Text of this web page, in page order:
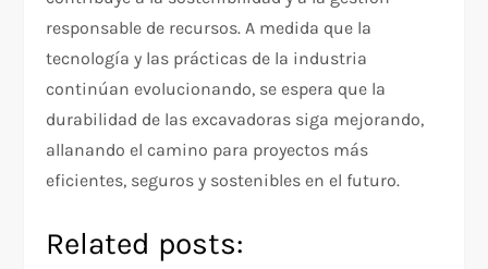
responsable de recursos. A medida que la
tecnología y las prácticas de la industria
continúan evolucionando, se espera que la
durabilidad de las excavadoras siga mejorando,
allanando el camino para proyectos más
eficientes, seguros y sostenibles en el futuro.
Related posts: